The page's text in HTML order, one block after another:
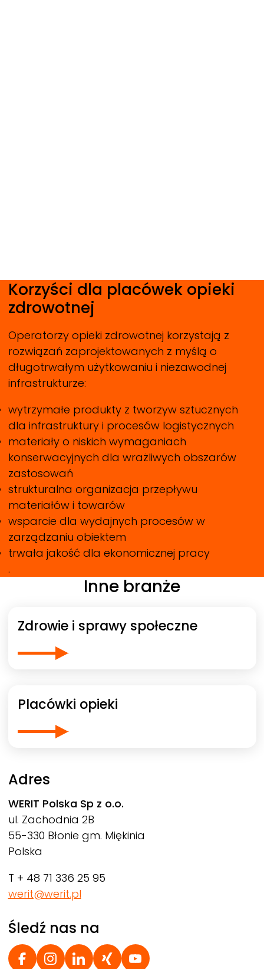
Korzyści dla placówek opieki
zdrowotnej
Operatorzy opieki zdrowotnej korzystają z
rozwiązań zaprojektowanych z myślą o
długotrwałym użytkowaniu i niezawodnej
infrastrukturze:
wytrzymałe produkty z tworzyw sztucznych
dla infrastruktury i procesów logistycznych
materiały o niskich wymaganiach
konserwacyjnych dla wrażliwych obszarów
zastosowań
strukturalna organizacja przepływu
materiałów i towarów
wsparcie dla wydajnych procesów w
zarządzaniu obiektem
trwała jakość dla ekonomicznej pracy
.
Inne branże
Zdrowie i sprawy społeczne
Placówki opieki
Adres
WERIT Polska Sp z o.o.
ul. Zachodnia 2B
55-330 Błonie gm. Miękinia
Polska
T + 48 71 336 25 95
werit@werit.pl
Śledź nas na
Social Footer